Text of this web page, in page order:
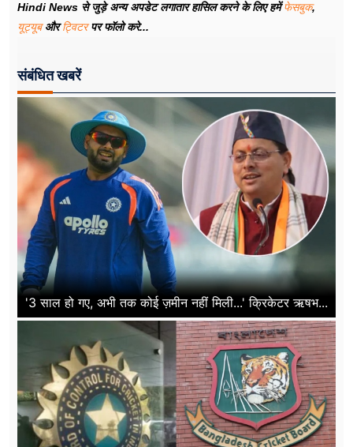
Hindi News से जुड़े अन्य अपडेट लगातार हासिल करने के लिए हमेंफेसबुक,
यूट्यूबऔरट्विटरपर फॉलो करे...
संबंधित खबरें
'3 साल हो गए, अभी तक कोई ज़मीन नहीं मिली...' क्रिकेटर ऋषभ...